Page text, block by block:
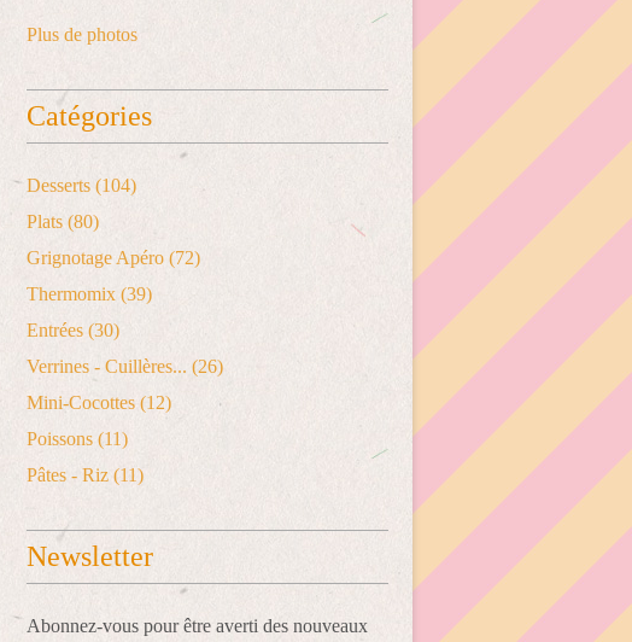
Plus de photos
Catégories
Desserts (104)
Plats (80)
Grignotage Apéro (72)
Thermomix (39)
Entrées (30)
Verrines - Cuillères... (26)
Mini-Cocottes (12)
Poissons (11)
Pâtes - Riz (11)
Newsletter
Abonnez-vous pour être averti des nouveaux